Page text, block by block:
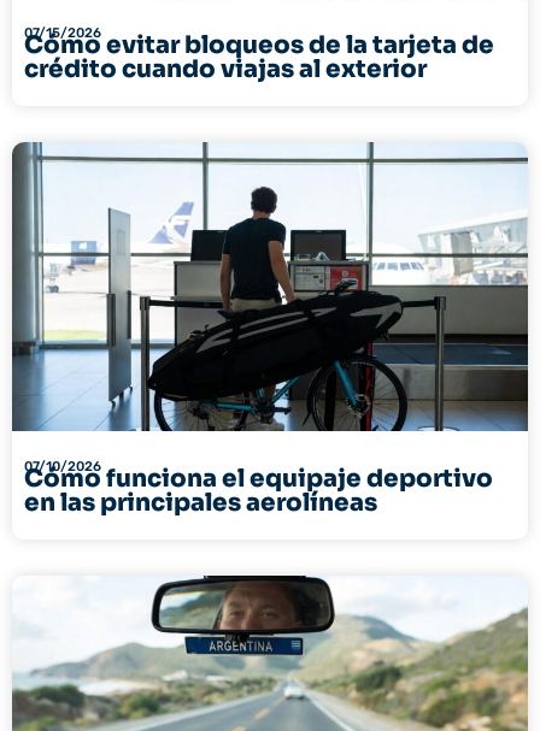
07/15/2026
Cómo evitar bloqueos de la tarjeta de
crédito cuando viajas al exterior
07/10/2026
Cómo funciona el equipaje deportivo
en las principales aerolíneas